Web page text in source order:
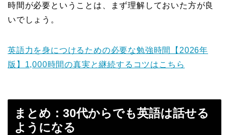
時間が必要ということは、まず理解しておいた方が良
いでしょう。
英語力を身につけるための必要な勉強時間【2026年
版】1,000時間の真実と継続するコツはこちら
まとめ：30代からでも英語は話せる
ようになる